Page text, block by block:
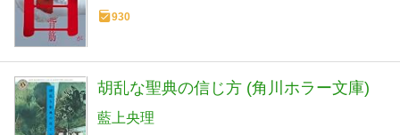
930
胡乱な聖典の信じ方 (角川ホラー文庫)
藍上央理